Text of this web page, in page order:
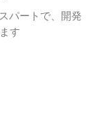
パートで、開発
す